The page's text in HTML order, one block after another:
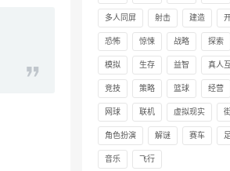
多人同屏 射击 建造
恐怖 惊悚 战略 探索
模拟 生存 益智 真人
竞技 策略 篮球 经营
网球 联机 虚拟现实
角色扮演 解谜 赛车
音乐 飞行